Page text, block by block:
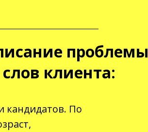
проблемы
слов клиента:
кандидатов. По